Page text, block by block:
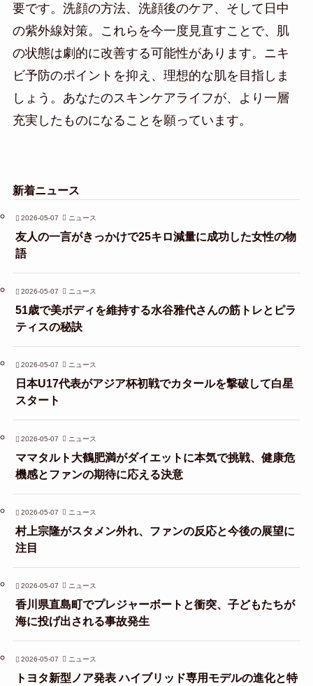
要です。洗顔の方法、洗顔後のケア、そして日中
の紫外線対策。これらを今一度見直すことで、肌
の状態は劇的に改善する可能性があります。ニキ
ビ予防のポイントを抑え、理想的な肌を目指しま
しょう。あなたのスキンケアライフが、より一層
充実したものになることを願っています。
新着ニュース
2026-05-07 ニュース
友人の一言がきっかけで25キロ減量に成功した女性の物
語
2026-05-07 ニュース
51歳で美ボディを維持する水谷雅代さんの筋トレとピラ
ティスの秘訣
2026-05-07 ニュース
日本U17代表がアジア杯初戦でカタールを撃破して白星
スタート
2026-05-07 ニュース
ママタルト大鶴肥満がダイエットに本気で挑戦、健康危
機感とファンの期待に応える決意
2026-05-07 ニュース
村上宗隆がスタメン外れ、ファンの反応と今後の展望に
注目
2026-05-07 ニュース
香川県直島町でプレジャーボートと衝突、子どもたちが
海に投げ出される事故発生
2026-05-07 ニュース
トヨタ新型ノア発表 ハイブリッド専用モデルの進化と特